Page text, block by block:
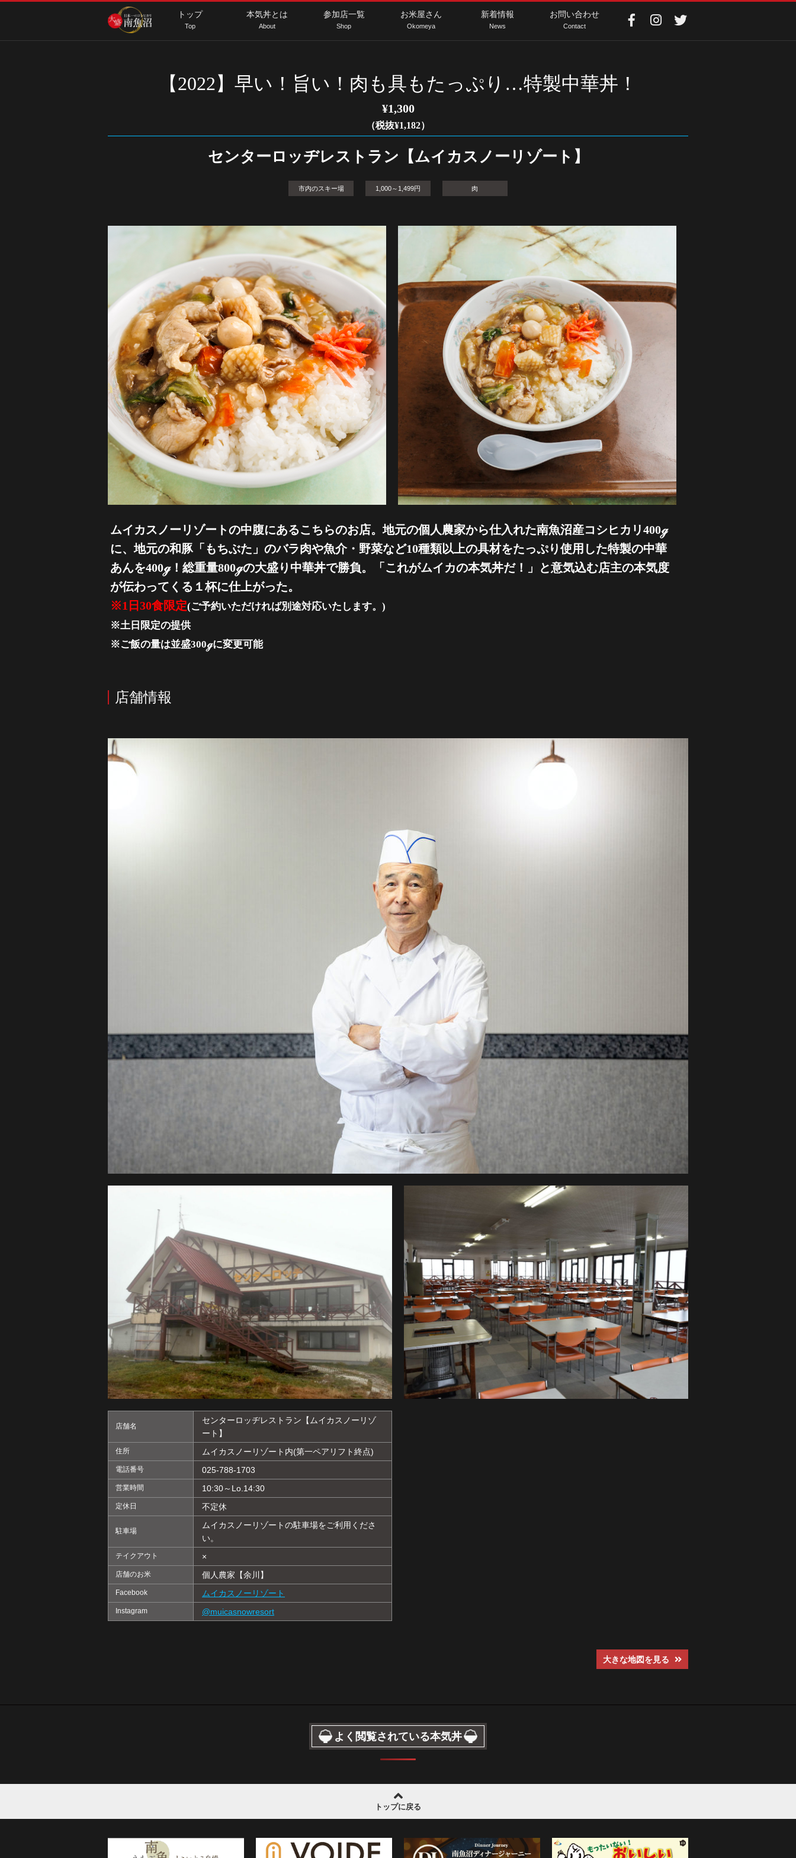
トップ
Top
本気丼とは
About
参加店一覧
Shop
お米屋さん
Okomeya
新着情報
News
お問い合わせ
Contact
【2022】早い！旨い！肉も具もたっぷり…特製中華丼！
¥1,300
（税抜¥1,182）
センターロッヂレストラン【ムイカスノーリゾート】
市内のスキー場 1,000～1,499円 肉
ムイカスノーリゾートの中腹にあるこちらのお店。地元の個人農家から仕入れた南魚沼産コシヒカリ400ℊ
に、地元の和豚「もちぶた」のバラ肉や魚介・野菜など10種類以上の具材をたっぷり使用した特製の中華
あんを400ℊ！総重量800ℊの大盛り中華丼で勝負。「これがムイカの本気丼だ！」と意気込む店主の本気度
が伝わってくる１杯に仕上がった。
※1日30食限定(ご予約いただければ別途対応いたします。)
※土日限定の提供
※ご飯の量は並盛300ℊに変更可能
店舗情報
店舗名
センターロッヂレストラン【ムイカスノーリゾ
ート】
住所 ムイカスノーリゾート内(第一ペアリフト終点)
電話番号 025-788-1703
営業時間 10:30～Lo.14:30
定休日 不定休
駐車場
ムイカスノーリゾートの駐車場をご利用くださ
い。
テイクアウト ×
店舗のお米 個人農家【余川】
Facebook ムイカスノーリゾート
Instagram @muicasnowresort
大きな地図を見る
よく閲覧されている本気丼
トップに戻る